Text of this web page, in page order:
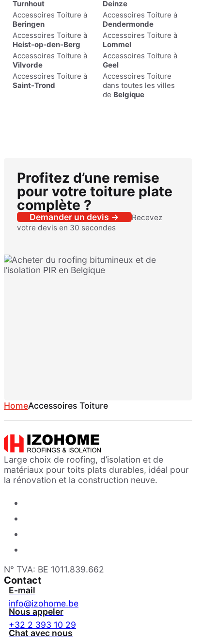
Turnhout
Deinze
Accessoires Toiture à
Beringen
Accessoires Toiture à
Dendermonde
Accessoires Toiture à
Heist-op-den-Berg
Accessoires Toiture à
Lommel
Accessoires Toiture à
Vilvorde
Accessoires Toiture à
Geel
Accessoires Toiture à
Saint-Trond
Accessoires Toiture
dans toutes les villes
de Belgique
Profitez d’une remise
pour votre toiture plate
complète ?
Demander un devis →
Recevez
votre devis en 30 secondes
HomeAccessoires Toiture
Large choix de roofing, d’isolation et de
matériaux pour toits plats durables, idéal pour
la rénovation et la construction neuve.
N° TVA: BE 1011.839.662
Contact
E-mail
info@izohome.be
Nous appeler
+32 2 393 10 29
Chat avec nous